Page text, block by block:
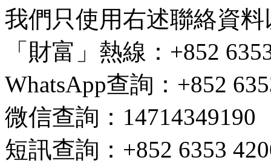
我們只使用右述聯絡資
「財富」熱線 ：+852
WhatsApp查詢 ：+852
微信查詢 ：14714349190
短訊查詢 ：+852 6353